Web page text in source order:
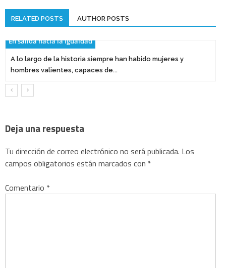
entradas
RELATED POSTS AUTHOR POSTS
En salida hacia la Igualdad
A lo largo de la historia siempre han habido mujeres y
hombres valientes, capaces de...
Deja una respuesta
Tu dirección de correo electrónico no será publicada. Los
campos obligatorios están marcados con *
Comentario *